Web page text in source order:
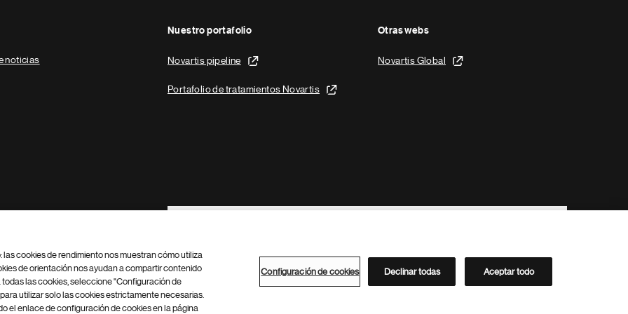
noticias
Nuestro portafolio
Novartis pipeline
Portafolio de tratamientos Novartis
Otras webs
Novartis Global
Footer Site Search
Configuración de cookies Mapa del sitio
Directorio de Novartis
cookies de rendimiento nos muestran cómo utiliza
de orientación nos ayudan a compartir contenido
las cookies, seleccione "Configuración de
utilizar solo las cookies estrictamente necesarias.
el enlace de configuración de cookies en la página
Configuración de cookies Declinar todas Aceptar todo